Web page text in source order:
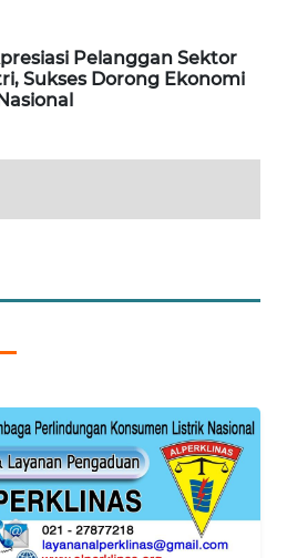
Pelanggan Sektor
Sukses Dorong Ekonomi